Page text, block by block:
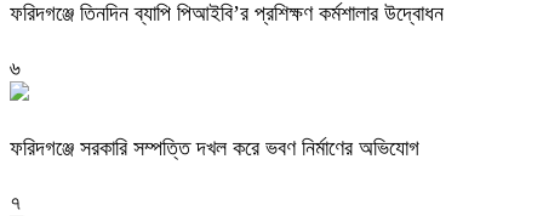
ফরিদগঞ্জে তিনদিন ব্যাপি পিআইবি’র প্রশিক্ষণ কর্মশালার উদ্বোধন
৬
ফরিদগঞ্জে সরকারি সম্পত্তি দখল করে ভবণ নির্মাণের অভিযোগ
৭